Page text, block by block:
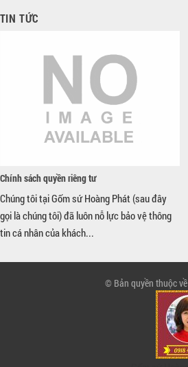
TIN TỨC
Chính sách quyền riêng tư
Chúng tôi tại Gốm sứ Hoàng Phát (sau đây
gọi là chúng tôi) đã luôn nỗ lực bảo vệ thông
tin cá nhân của khách...
© Bản quyền thuộc về